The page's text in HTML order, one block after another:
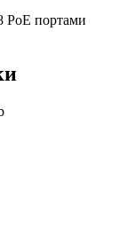
PoE портами